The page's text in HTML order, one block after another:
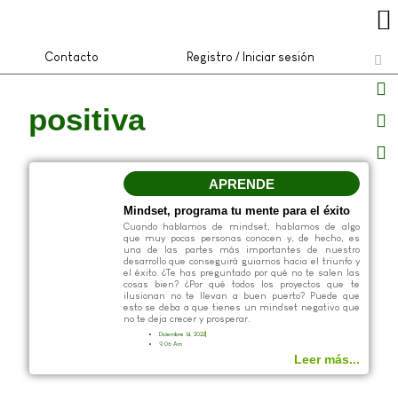
Contacto Registro / Iniciar sesión
positiva
APRENDE
Mindset, programa tu mente para el éxito
Cuando hablamos de mindset, hablamos de algo
que muy pocas personas conocen y, de hecho, es
una de las partes más importantes de nuestro
desarrollo que conseguirá guiarnos hacia el triunfo y
el éxito. ¿Te has preguntado por qué no te salen las
cosas bien? ¿Por qué todos los proyectos que te
ilusionan no te llevan a buen puerto? Puede que
esto se deba a que tienes un mindset negativo que
no te deja crecer y prosperar.
Diciembre 14, 2022
9:06 Am
Leer más...